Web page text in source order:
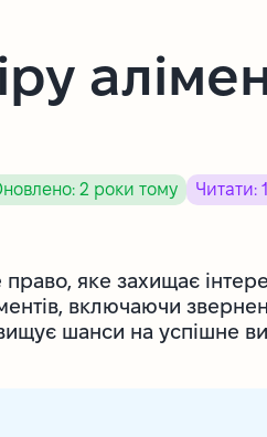
2 роки тому Читати:
яке захищає
включаючи
шанси на успішне